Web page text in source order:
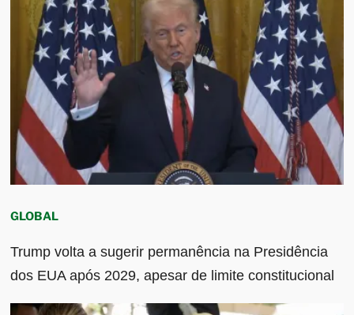
GLOBAL
Trump volta a sugerir permanência na Presidência
dos EUA após 2029, apesar de limite constitucional